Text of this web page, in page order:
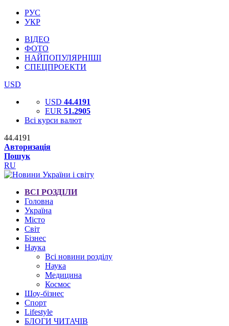
РУС
УКР
ВІДЕО
ФОТО
НАЙПОПУЛЯРНІШІ
СПЕЦПРОЕКТИ
USD
USD 44.4191
EUR 51.2905
Всі курси валют
44.4191
Авторизація
Пошук
RU
ВСІ РОЗДІЛИ
Головна
Україна
Місто
Світ
Бізнес
Наука
Всі новини розділу
Наука
Медицина
Космос
Шоу-бізнес
Спорт
Lifestyle
БЛОГИ ЧИТАЧІВ